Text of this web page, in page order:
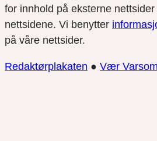
for innhold på eksterne
nettsidene. Vi benytter
på våre nettsider.
Redaktørplakaten ● Vær